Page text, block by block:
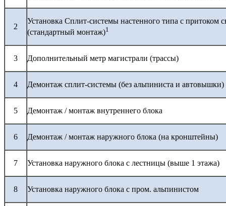
2
Установка Сплит-системы настенного типа с притоком
(стандартный монтаж)1
3 Дополнительный метр магистрали (трассы)
4 Демонтаж сплит-системы (без альпиниста и автовышки)
5 Демонтаж / монтаж внутреннего блока
6 Демонтаж / монтаж наружного блока (на кронштейны)
7 Установка наружного блока с лестницы (выше 1 этажа)
8 Установка наружного блока с пром. альпинистом